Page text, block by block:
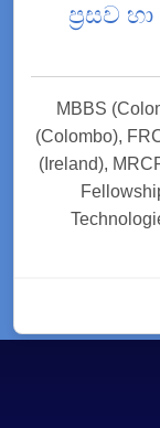
ප්‍රසව
MBBS
(Colombo),
(Ireland),